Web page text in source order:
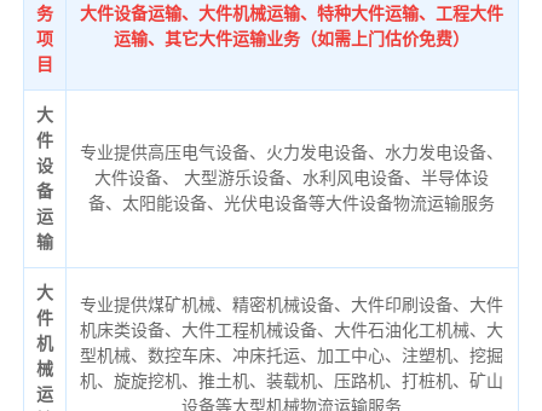
务
项
目
大件设备运输、大件机械运输、特种大件运输、工程大件
运输、其它大件运输业务（如需上门估价免费）
大
件
设
备
运
输
专业提供高压电气设备、火力发电设备、水力发电设备、
大件设备、 大型游乐设备、水利风电设备、半导体设
备、太阳能设备、光伏电设备等大件设备物流运输服务
大
件
机
械
运
专业提供煤矿机械、精密机械设备、大件印刷设备、大件
机床类设备、大件工程机械设备、大件石油化工机械、大
型机械、数控车床、冲床托运、加工中心、注塑机、挖掘
机、旋旋挖机、推土机、装载机、压路机、打桩机、矿山
设备等大型机械物流运输服务